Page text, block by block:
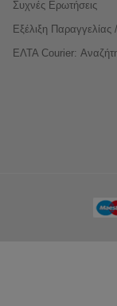
Συχνές Ερωτήσεις
Εξέλιξη
ΕΛΤΑ Courier: